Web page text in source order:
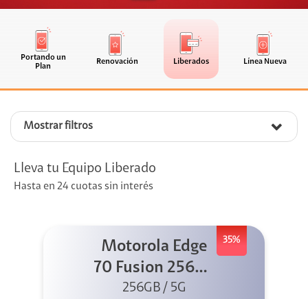
Portando un
Plan
Renovación Liberados Línea Nueva
Mostrar filtros
Lleva tu Equipo Liberado
Hasta en 24 cuotas sin interés
35%
Motorola Edge
70 Fusion 256GB
Azul
256GB / 5G